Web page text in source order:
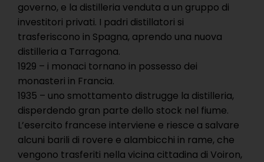
governo, e la distilleria venduta a un gruppo di
investitori privati. I padri distillatori si
trasferiscono in Spagna, aprendo una nuova
distilleria a Tarragona.
1929 – i monaci tornano in possesso dei
monasteri in Francia.
1935 – uno smottamento distrugge la distilleria,
disperdendo gran parte dello stock nel fiume.
L’esercito francese interviene e riesce a salvare
alcuni barili di rovere e alambicchi in rame, che
vengono trasferiti nella vicina cittadina di Voiron,